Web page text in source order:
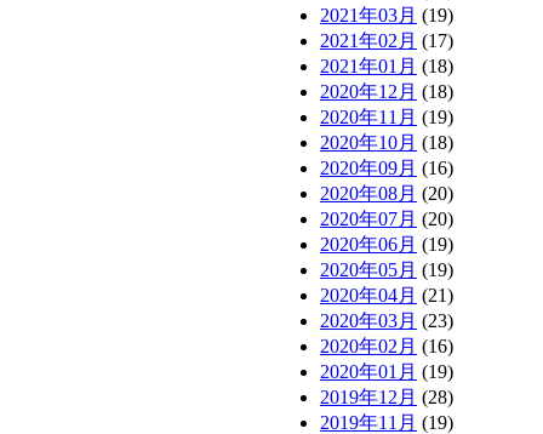
2021年03月 (19)
2021年02月 (17)
2021年01月 (18)
2020年12月 (18)
2020年11月 (19)
2020年10月 (18)
2020年09月 (16)
2020年08月 (20)
2020年07月 (20)
2020年06月 (19)
2020年05月 (19)
2020年04月 (21)
2020年03月 (23)
2020年02月 (16)
2020年01月 (19)
2019年12月 (28)
2019年11月 (19)